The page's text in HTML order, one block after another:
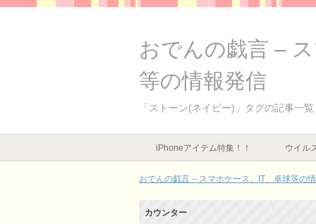
おでんの戯言 –
等の情報発信
「ストーン(ネイビー)」タグの記事一覧
iPhoneアイテム特集！！ ウイル
おでんの戯言 – スマホケース、IT、卓球等の
カウンター